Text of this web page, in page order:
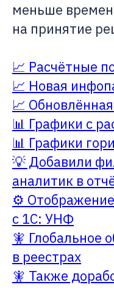
меньше
на принятие
📈 Расчётные
📈 Новая
📈
📊 Графики с
📊 Графики
💡 Добавили
аналитик в
⚙️
с 1С: УНФ
🧚 Глобальное
в реестрах
🧚 Также